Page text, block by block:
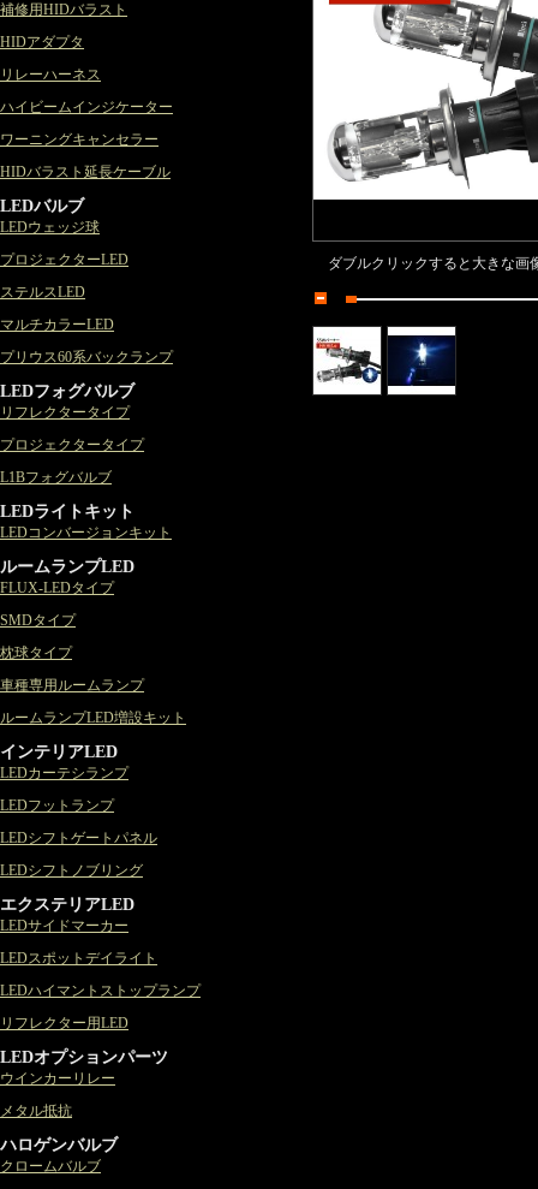
ダブルクリックすると大きな画
補修用HIDバラスト
HIDアダプタ
リレーハーネス
ハイビームインジケーター
ワーニングキャンセラー
HIDバラスト延長ケーブル
LEDバルブ
LEDウェッジ球
プロジェクターLED
ステルスLED
マルチカラーLED
プリウス60系バックランプ
LEDフォグバルブ
リフレクタータイプ
プロジェクタータイプ
L1Bフォグバルブ
LEDライトキット
LEDコンバージョンキット
ルームランプLED
FLUX-LEDタイプ
SMDタイプ
枕球タイプ
車種専用ルームランプ
ルームランプLED増設キット
インテリアLED
LEDカーテシランプ
LEDフットランプ
LEDシフトゲートパネル
LEDシフトノブリング
エクステリアLED
LEDサイドマーカー
LEDスポットデイライト
LEDハイマントストップランプ
リフレクター用LED
LEDオプションパーツ
ウインカーリレー
メタル抵抗
ハロゲンバルブ
クロームバルブ